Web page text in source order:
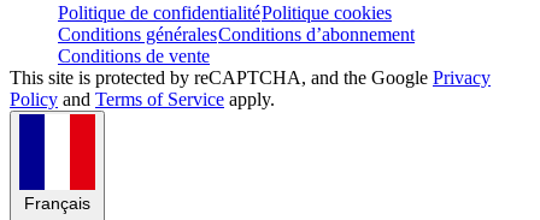
Politique de confidentialitéPolitique cookies
Conditions généralesConditions d’abonnement
Conditions de vente
This site is protected by reCAPTCHA, and the Google Privacy
Policy and Terms of Service apply.
Français